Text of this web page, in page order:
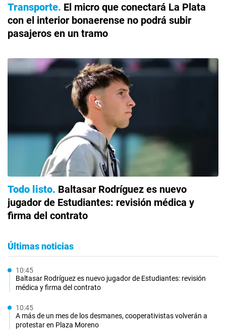
Transporte El micro que conectará La Plata
con el interior bonaerense no podrá subir
pasajeros en un tramo
Todo listo Baltasar Rodríguez es nuevo
jugador de Estudiantes: revisión médica y
firma del contrato
Últimas noticias
10:45
Baltasar Rodríguez es nuevo jugador de Estudiantes: revisión
médica y firma del contrato
10:45
A más de un mes de los desmanes, cooperativistas volverán a
protestar en Plaza Moreno